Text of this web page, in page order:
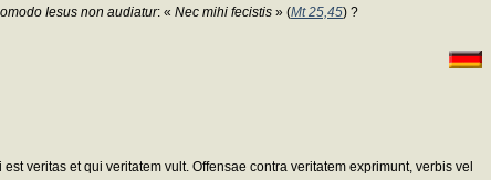
Iesus non audiatur: « Nec mihi fecistis » (Mt 25,45) ?
veritas et qui veritatem vult. Offensae contra veritatem exprimunt, verbis vel